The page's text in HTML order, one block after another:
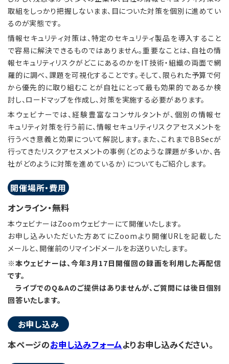
取組をしっかり把握しないまま、目についた対策を個別に進めてい
るのが実態です。
情報セキュリティ対策は、特定のセキュリティ製品を導入すること
で容易に解決できるものではありません。重要なことは、自社の情
報セキュリティリスクがどこにあるのかをIT技術・組織の両面で網
羅的に調べ、課題を可視化することです。そして、限られた予算で何
から優先的に取り組むことが自社にとって最も効果的であるか検
討し、ロードマップを作成し、対策を実施する必要があります。
本ウェビナーでは、経験豊富なコンサルタントが、個別の情報セ
キュリティ対策を行う前に、情報セキュリティリスクアセスメントを
行うべき意義と効果について解説します。また、これまでBBSecが
行ってきたリスクアセスメントの事例（どのような課題が多いか、各
社がどのように対策を進めているか）についてもご紹介します。
開催場所・費用
オンライン・無料
本ウェビナーはZoomウェビナーにて開催いたします。
お申し込みいただいた方あてにZoomより開催URLを記載した
メールと、開催前のリマインドメールをお送りいたします。
※本ウェビナーは、今年3月17日開催回の録画を利用した再配信
です。
ライブでのQ&Aのご提供はありませんが、ご質問には後日個別
回答いたします。
お申し込み
本ページのお申し込みフォームよりお申し込みください。